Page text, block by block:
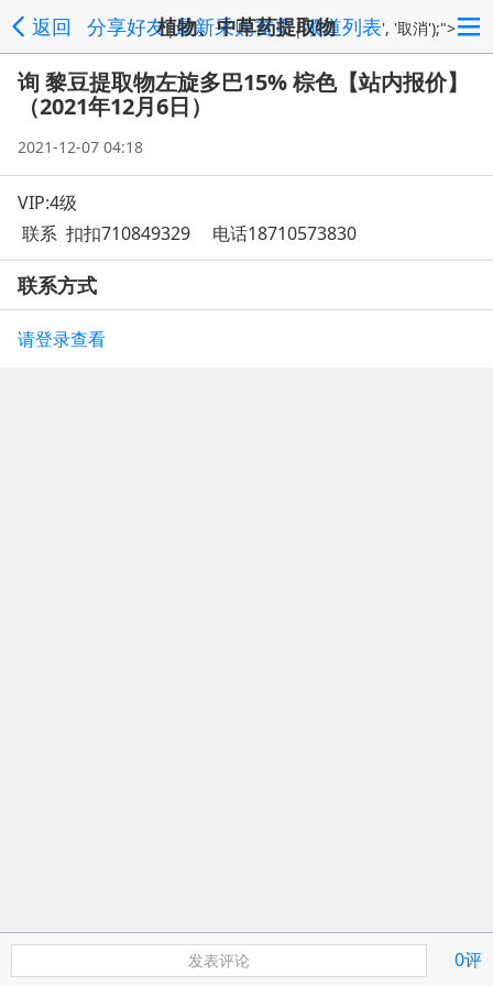
返回 植物、中草药提取物
分享好友|最新采购首页|频道列表', '取消');">
询 黎豆提取物左旋多巴15% 棕色【站内报价】
（2021年12月6日）
2021-12-07 04:18
VIP:4级
联系 扣扣710849329 电话18710573830
联系方式
请登录查看
发表评论 0评